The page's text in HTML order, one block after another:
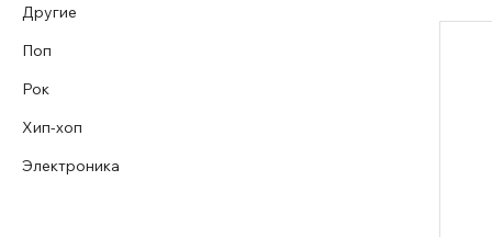
Другие
Поп
Рок
Хип-хоп
Электроника